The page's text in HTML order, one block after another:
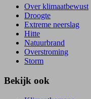
Over klimaatbewust
Droogte
Extreme neerslag
Hitte
Natuurbrand
Overstroming
Storm
Bekijk ook